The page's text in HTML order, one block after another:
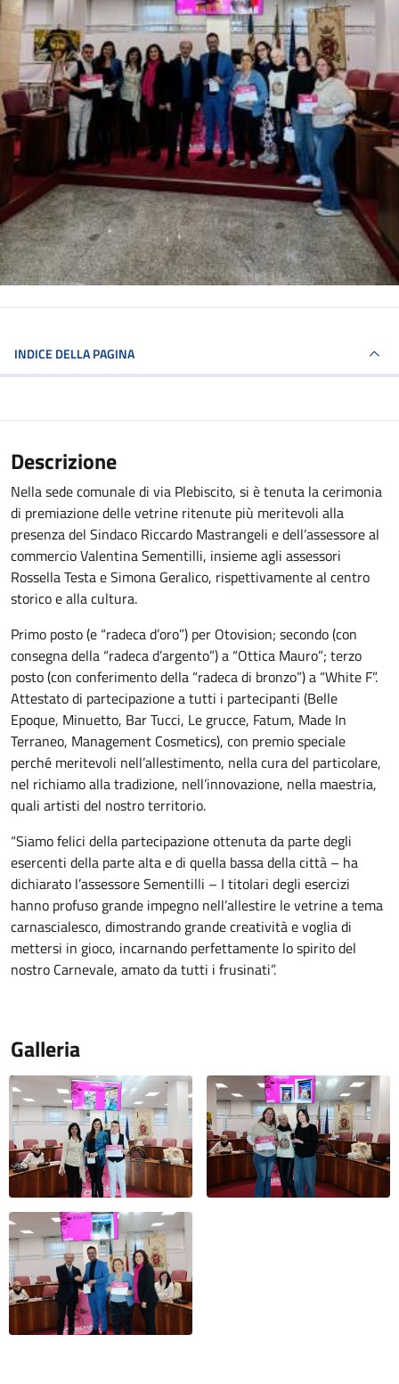
INDICE DELLA PAGINA
Descrizione
Nella sede comunale di via Plebiscito, si è tenuta la cerimonia
di premiazione delle vetrine ritenute più meritevoli alla
presenza del Sindaco Riccardo Mastrangeli e dell’assessore al
commercio Valentina Sementilli, insieme agli assessori
Rossella Testa e Simona Geralico, rispettivamente al centro
storico e alla cultura.
Primo posto (e “radeca d’oro”) per Otovision; secondo (con
consegna della “radeca d’argento”) a “Ottica Mauro”; terzo
posto (con conferimento della “radeca di bronzo”) a “White F”.
Attestato di partecipazione a tutti i partecipanti (Belle
Epoque, Minuetto, Bar Tucci, Le grucce, Fatum, Made In
Terraneo, Management Cosmetics), con premio speciale
perché meritevoli nell’allestimento, nella cura del particolare,
nel richiamo alla tradizione, nell’innovazione, nella maestria,
quali artisti del nostro territorio.
“Siamo felici della partecipazione ottenuta da parte degli
esercenti della parte alta e di quella bassa della città – ha
dichiarato l’assessore Sementilli – I titolari degli esercizi
hanno profuso grande impegno nell’allestire le vetrine a tema
carnascialesco, dimostrando grande creatività e voglia di
mettersi in gioco, incarnando perfettamente lo spirito del
nostro Carnevale, amato da tutti i frusinati”.
Galleria